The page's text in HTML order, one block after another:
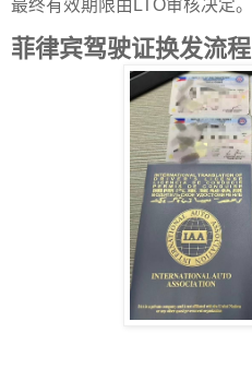
最终有效期限由LTO审核决定。
菲律宾驾驶证换发流程